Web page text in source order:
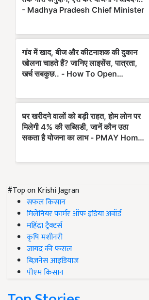
#Top on Krishi Jagran
सफल किसान
मिलेनियर फार्मर ऑफ इंडिया अवॉर्ड
महिंद्रा ट्रैक्टर्स
कृषि मशीनरी
जायद की फसल
बिज़नेस आइडियाज
पीएम किसान